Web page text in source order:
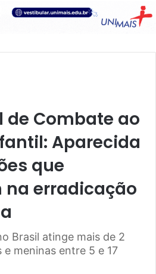
de Combate ao
Aparecida
que
erradicação
Brasil atinge mais de 2
meninas entre 5 e 17